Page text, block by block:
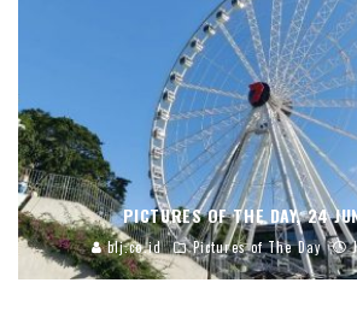
PICTURES OF THE DAY, 24
blj.co.id Pictures of The Day